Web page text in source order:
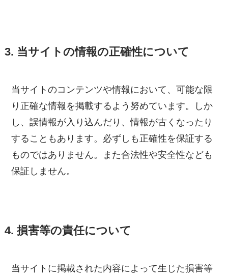
3. 当サイトの情報の正確性について
当サイトのコンテンツや情報において、可能な限
り正確な情報を掲載するよう努めています。しか
し、誤情報が入り込んだり、情報が古くなったり
することもあります。必ずしも正確性を保証する
ものではありません。また合法性や安全性なども
保証しません。
4. 損害等の責任について
当サイトに掲載された内容によって生じた損害等